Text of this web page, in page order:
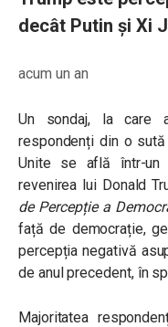
decât Putin și Xi
acum un an
Un sondaj, la care
respondenți din o
Unite se află într-un
revenirea lui Donald
de Percepție a
față de democrație,
percepția negativă
de anul precedent, în
Majoritatea